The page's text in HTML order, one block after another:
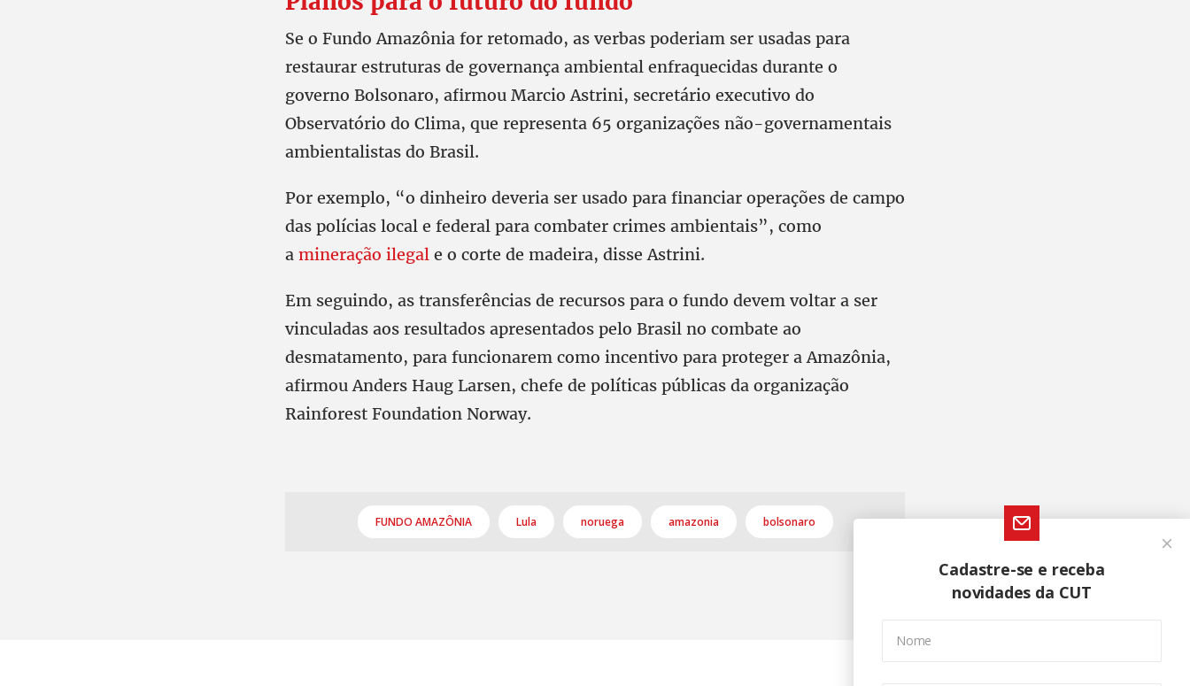
Se o Fundo Amazônia for retomado, as verbas poderiam ser usadas para
restaurar estruturas de governança ambiental enfraquecidas durante o
governo Bolsonaro, afirmou Marcio Astrini, secretário executivo do
Observatório do Clima, que representa 65 organizações não-governamentais
ambientalistas do Brasil.
Por exemplo, “o dinheiro deveria ser usado para financiar operações de campo
das polícias local e federal para combater crimes ambientais”, como
a mineração ilegal e o corte de madeira, disse Astrini.
Em seguindo, as transferências de recursos para o fundo devem voltar a ser
vinculadas aos resultados apresentados pelo Brasil no combate ao
desmatamento, para funcionarem como incentivo para proteger a Amazônia,
afirmou Anders Haug Larsen, chefe de políticas públicas da organização
Rainforest Foundation Norway.
FUNDO AMAZÔNIA Lula noruega amazonia bolsonaro
Cadastre-se e receba
novidades da CUT
Nome